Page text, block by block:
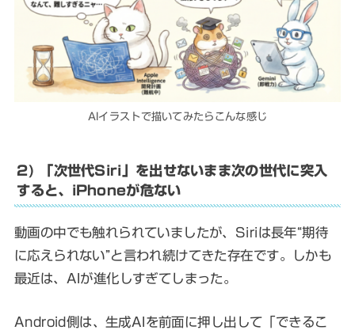
AIイラストで描いてみたらこんな感じ
2) 「次世代Siri」を出せないまま次の世代に突入
すると、iPhoneが危ない
動画の中でも触れられていましたが、Siriは長年“期待
に応えられない”と言われ続けてきた存在です。しかも
最近は、AIが進化しすぎてしまった。
Android側は、生成AIを前面に押し出して「できるこ